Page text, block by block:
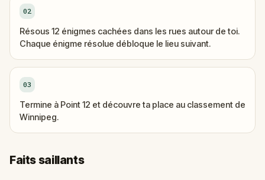
02
Résous 12 énigmes cachées dans les rues autour de toi.
Chaque énigme résolue débloque le lieu suivant.
03
Termine à Point 12 et découvre ta place au classement de
Winnipeg.
Faits saillants